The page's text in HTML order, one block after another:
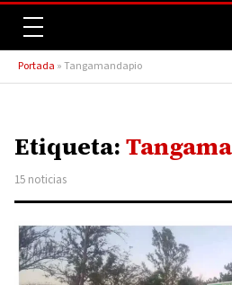
Portada »Tangamandapio
Etiqueta:
15 noticias